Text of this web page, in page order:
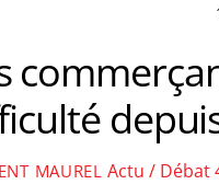
MAUREL Actu / Débat